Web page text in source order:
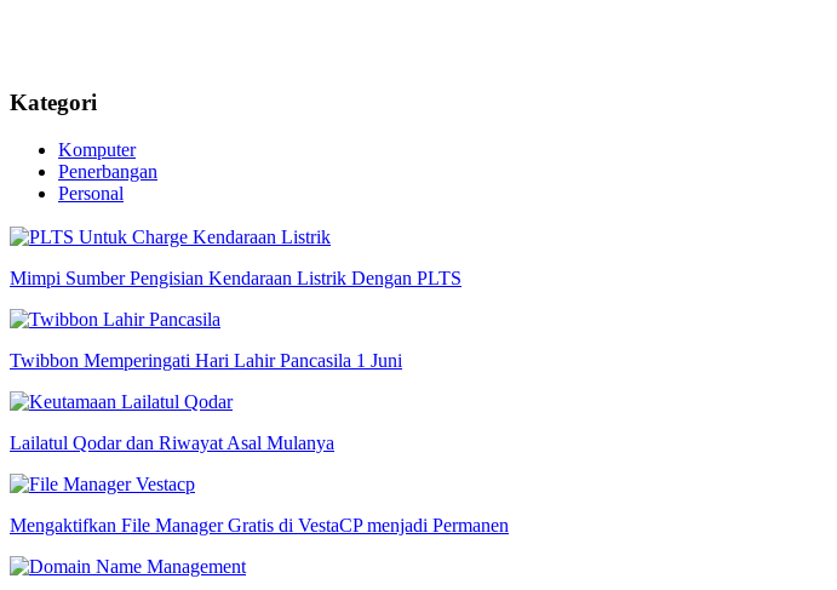
Kategori
Komputer
Penerbangan
Personal
Mimpi Sumber Pengisian Kendaraan Listrik Dengan PLTS
Twibbon Memperingati Hari Lahir Pancasila 1 Juni
Lailatul Qodar dan Riwayat Asal Mulanya
Mengaktifkan File Manager Gratis di VestaCP menjadi Permanen